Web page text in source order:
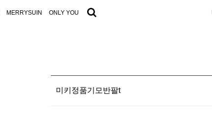
ONLY YOU
MERRYSUIN
미키정품기모반팔t